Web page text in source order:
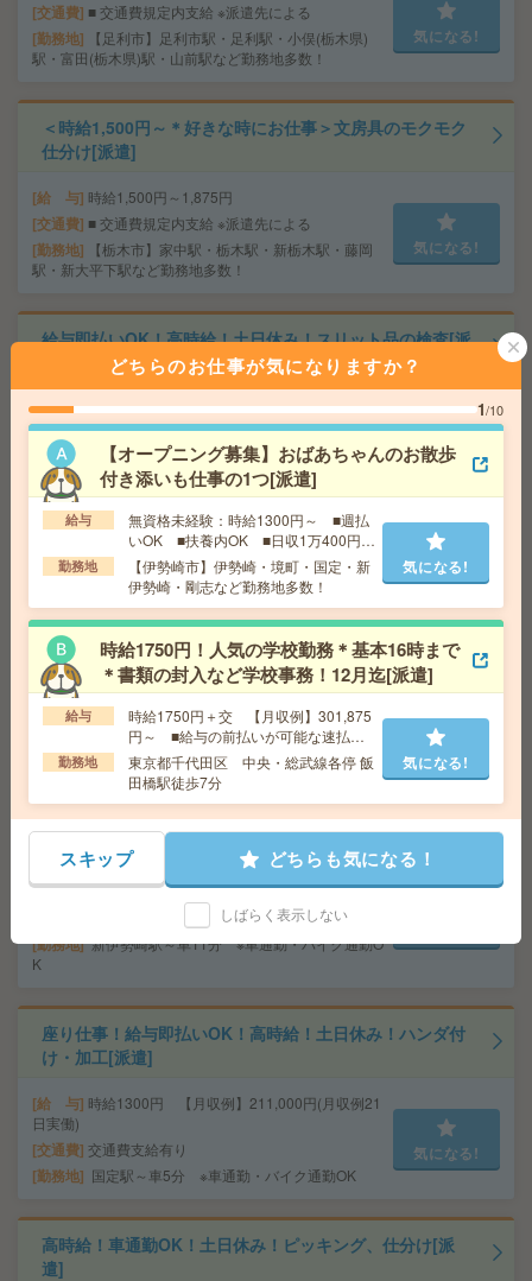
交通費 ■ 交通費規定内支給 ※派遣先による
勤務地
【足利市】足利市駅・足利駅・小俣(栃木県)
駅・富田(栃木県)駅・山前駅など勤務地多数！
気になる!
＜時給1,500円～＊好きな時にお仕事＞文房具のモクモク
仕分け[派遣]
給 与 時給1,500円～1,875円
交通費 ■ 交通費規定内支給 ※派遣先による
勤務地
【栃木市】家中駅・栃木駅・新栃木駅・藤岡
駅・新大平下駅など勤務地多数！
気になる!
給与即払いOK！高時給！土日休み！スリット品の検査[派
給 与 時給1500円 【月収例】228,000円(月収例21
日実働)
交通費 交通費支給有り
勤務地 剛志駅～車12分 ※車通勤・バイク通勤OK
気になる!
【医療行為はナシ】時給1400円！病院で備品のチェック
など＊[派遣]
給 与 無資格の方：時給1400円～1750円 / 介護福祉
士：時給1700円～2125円 / 初任者以上：時給1500円
～1875円
交通費 全額支給
勤務地 【宇都宮市】宇都宮・雀宮・岡本・西川田な
ど勤務地多数！
気になる!
給与即払いOK！高時給！土日休み！ピッキング作業[派
遣]
給 与 時給1250円 【月収例】241,000円(月収例21
日実働残業代込)
勤務地 新伊勢崎駅～車11分 ※車通勤・バイク通勤O
K
座り仕事！給与即払いOK！高時給！土日休み！ハンダ付
け・加工[派遣]
給 与 時給1300円 【月収例】211,000円(月収例21
日実働)
交通費 交通費支給有り
勤務地 国定駅～車5分 ※車通勤・バイク通勤OK
気になる!
高時給！車通勤OK！土日休み！ピッキング、仕分け[派
遣]
どちらのお仕事が気になりますか？
1/10
【オープニング募集】おばあちゃんのお散歩
付き添いも仕事の1つ[派遣]
給与
無資格未経験：時給1300円～ ■週払
いOK ■扶養内OK ■日収1万400円以
上
勤務地
【伊勢崎市】伊勢崎・境町・国定・新
伊勢崎・剛志など勤務地多数！
気になる!
時給1750円！人気の学校勤務＊基本16時まで
＊書類の封入など学校事務！12月迄[派遣]
給与
時給1750円＋交 【月収例】301,875
円～ ■給与の前払いが可能な速払い
サービスあり
勤務地
東京都千代田区 中央・総武線各停 飯
田橋駅徒歩7分
気になる!
スキップ どちらも気になる！
しばらく表示しない